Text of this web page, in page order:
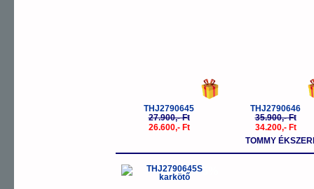
THJ2790645
27.900,- Ft
26.600,- Ft
THJ2790646
35.900,- Ft
34.200,- Ft
TOMMY
-5%